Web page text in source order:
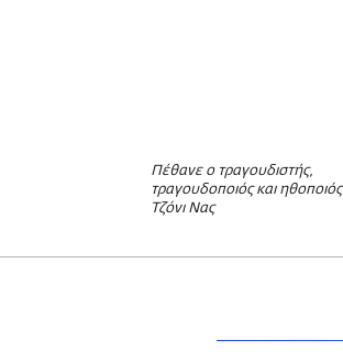
Πέθανε ο τραγουδιστής,
τραγουδοποιός και ηθοποιός
Τζόνι Νας